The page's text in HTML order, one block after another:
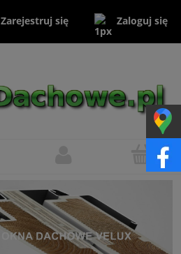
Zarejestruj się Zaloguj się